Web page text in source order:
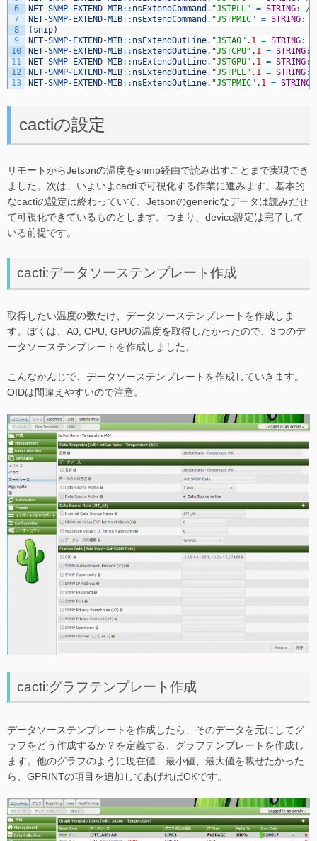
6
7
8
9
10
11
12
13
NET-SNMP-EXTEND-MIB:: nsExtendCommand . "JSTPLL" = STRING: /
NET-SNMP-EXTEND-MIB:: nsExtendCommand . "JSTPMIC" = STRING:
( snip)
NET-SNMP-EXTEND-MIB:: nsExtendOutLine. "JSTA0" . 1 = STRING:
NET-SNMP-EXTEND-MIB:: nsExtendOutLine. "JSTCPU" . 1 = STRING:
NET-SNMP-EXTEND-MIB:: nsExtendOutLine. "JSTGPU" . 1 = STRING:
NET-SNMP-EXTEND-MIB:: nsExtendOutLine. "JSTPLL" . 1 = STRING:
NET-SNMP-EXTEND-MIB:: nsExtendOutLine. "JSTPMIC" . 1 = STRING
cactiの設定
リモートからJetsonの温度をsnmp経由で読み出すことまで実現でき
ました。次は、いよいよcactiで可視化する作業に進みます。基本的
なcactiの設定は終わっていて、Jetsonのgenericなデータは読みだせ
て可視化できているものとします。つまり、device設定は完了して
いる前提です。
cacti:データソーステンプレート作成
取得したい温度の数だけ、データソーステンプレートを作成しま
す。ぼくは、A0, CPU, GPUの温度を取得したかったので、3つのデ
ータソーステンプレートを作成しました。
こんなかんじで、データソーステンプレートを作成していきます。
OIDは間違えやすいので注意。
cacti:グラフテンプレート作成
データソーステンプレートを作成したら、そのデータを元にしてグ
ラフをどう作成するか？を定義する、グラフテンプレートを作成し
ます。他のグラフのように現在値、最小値、最大値を載せたかった
ら、GPRINTの項目を追加してあげればOKです。